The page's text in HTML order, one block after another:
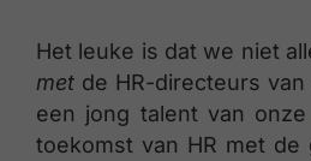
Het leuke is dat we niet
met de HR-directeurs
een jong talent van onze
toekomst van HR met